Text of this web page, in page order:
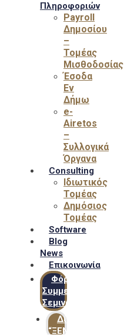
Πληροφοριών
Payroll
Δημοσίου
–
Τομέας
Μισθοδοσίας
Έσοδα
Εν
Δήμω
e-
Airetos
–
Συλλογικά
Όργανα
Consulting
Ιδιωτικός
Τομέας
Δημόσιος
Τομέας
Software
Blog
News
Επικοινωνία
Φόρμα
Συμμετοχής
Σεμιναρίων
Δίκτυο
“ΞΕΝΟΦΩΝ”